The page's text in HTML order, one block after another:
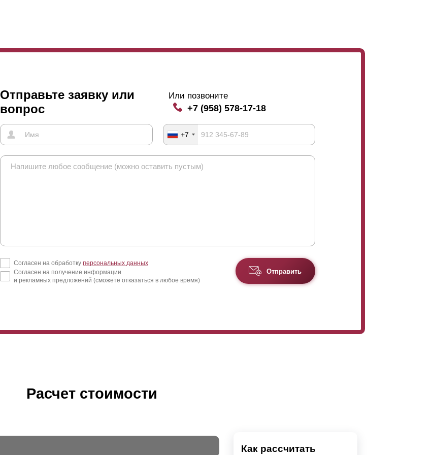
Отправьте заявку или
вопрос
Или позвоните
+7 (958) 578-17-18
+7
Согласен на обработку персональных данных
Согласен на получение информации
и рекламных предложений (сможете отказаться в любое время)
Отправить
Расчет стоимости
Как рассчитать